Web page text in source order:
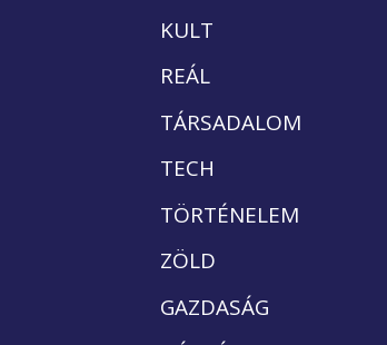
KULT
REÁL
TÁRSADALOM
TECH
TÖRTÉNELEM
ZÖLD
GAZDASÁG